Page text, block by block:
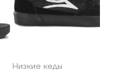
Низкие кеды